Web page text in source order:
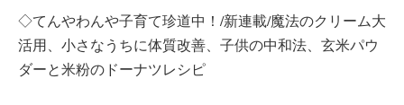
◇てんやわんや子育て珍道中！/新連載/魔法のクリーム大
活用、小さなうちに体質改善、子供の中和法、玄米パウ
ダーと米粉のドーナツレシピ